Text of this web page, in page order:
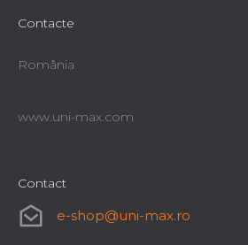
Contacte
România
www.uni-max.com
Contact
e-shop@uni-max.ro